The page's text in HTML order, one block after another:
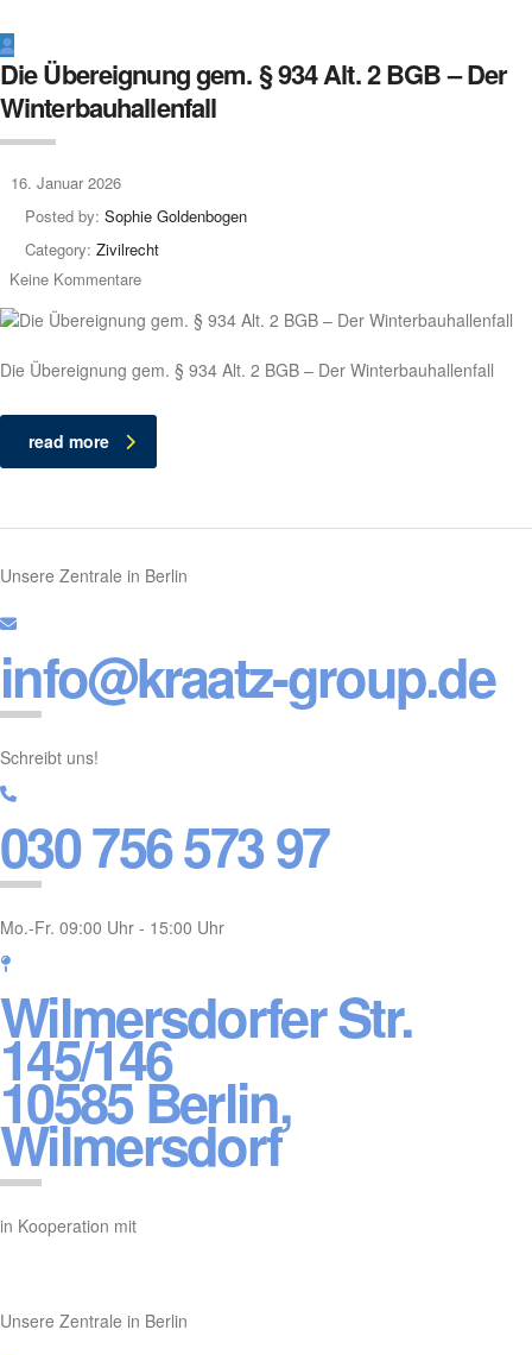
Die Übereignung gem. § 934 Alt. 2 BGB – Der
Winterbauhallenfall
16. Januar 2026
Posted by: Sophie Goldenbogen
Category: Zivilrecht
Keine Kommentare
Die Übereignung gem. § 934 Alt. 2 BGB – Der Winterbauhallenfall
read more
Unsere Zentrale in Berlin
info@kraatz-group.de
Schreibt uns!
030 756 573 97
Mo.-Fr. 09:00 Uhr - 15:00 Uhr
Wilmersdorfer Str.
145/146
10585 Berlin,
Wilmersdorf
in Kooperation mit
Unsere Zentrale in Berlin